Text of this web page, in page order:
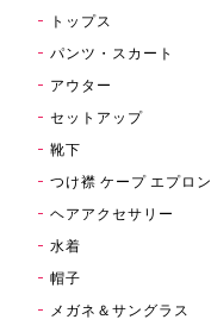
トップス
パンツ・スカート
アウター
セットアップ
靴下
つけ襟 ケープ エプロン
ヘアアクセサリー
水着
帽子
メガネ＆サングラス